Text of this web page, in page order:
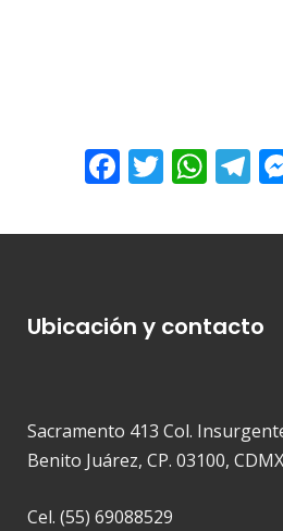
Facebook
Twitter
Ubicación y contacto
Sacramento 413 Col.
Benito Juárez, CP. 03100, CDMX
Cel. (55) 69088529